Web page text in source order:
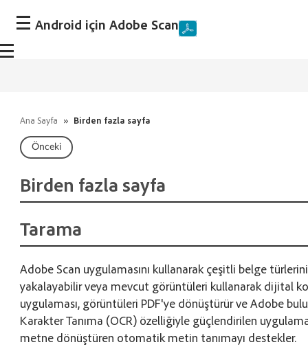
Android için Adobe Scan
Ana Sayfa » Birden fazla sayfa
Önceki
Birden fazla sayfa
Tarama
Adobe Scan uygulamasını kullanarak çeşitli belge
yakalayabilir veya mevcut görüntüleri kullanarak dijital
uygulaması, görüntüleri PDF'ye dönüştürür ve Adobe
Karakter Tanıma (OCR) özelliğiyle güçlendirilen
metne dönüştüren otomatik metin tanımayı destekler.